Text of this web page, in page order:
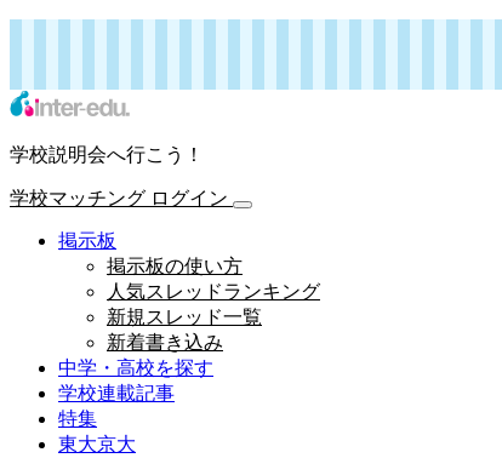
学校説明会へ行こう！
学校マッチング ログイン
掲示板
掲示板の使い方
人気スレッドランキング
新規スレッド一覧
新着書き込み
中学・高校を探す
学校連載記事
特集
東大京大